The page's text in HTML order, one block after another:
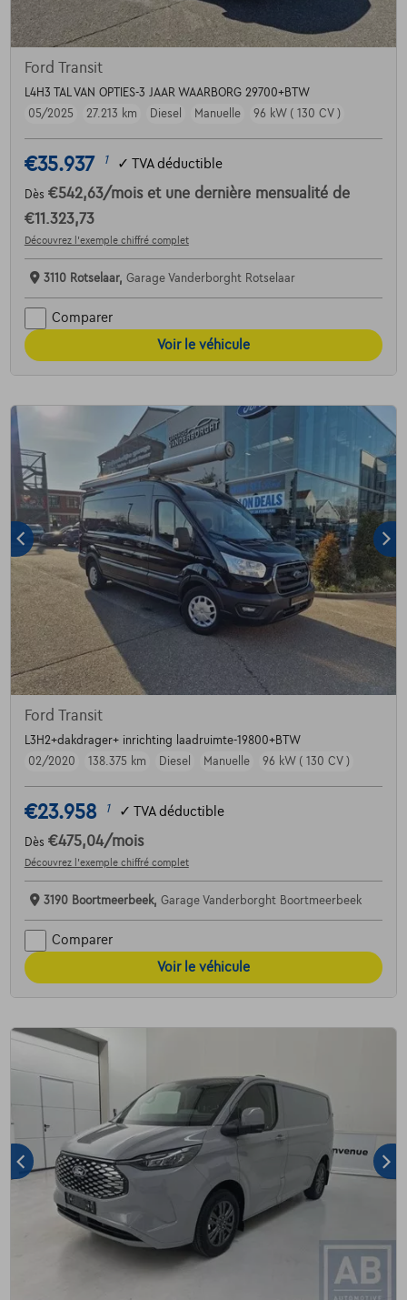
Ford Transit
L4H3 TAL VAN OPTIES-3 JAAR WAARBORG 29700+BTW
05/2025
27.213 km Diesel Manuelle 96 kW ( 130 CV )
€35.937 1 ✓ TVA déductible
Dès €542,63/mois et une dernière mensualité de
€11.323,73
Découvrez l’exemple chiffré complet
3110 Rotselaar, Garage Vanderborght Rotselaar
Comparer
Voir le véhicule
Ford Transit
L3H2+dakdrager+ inrichting laadruimte-19800+BTW
02/2020
138.375 km Diesel Manuelle 96 kW ( 130 CV )
€23.958 1 ✓ TVA déductible
Dès €475,04/mois
Découvrez l’exemple chiffré complet
3190 Boortmeerbeek, Garage Vanderborght Boortmeerbeek
Comparer
Voir le véhicule